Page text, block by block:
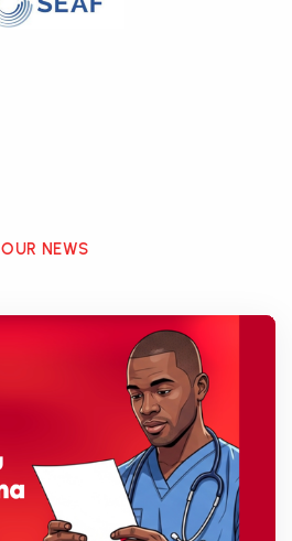
OUR NEWS